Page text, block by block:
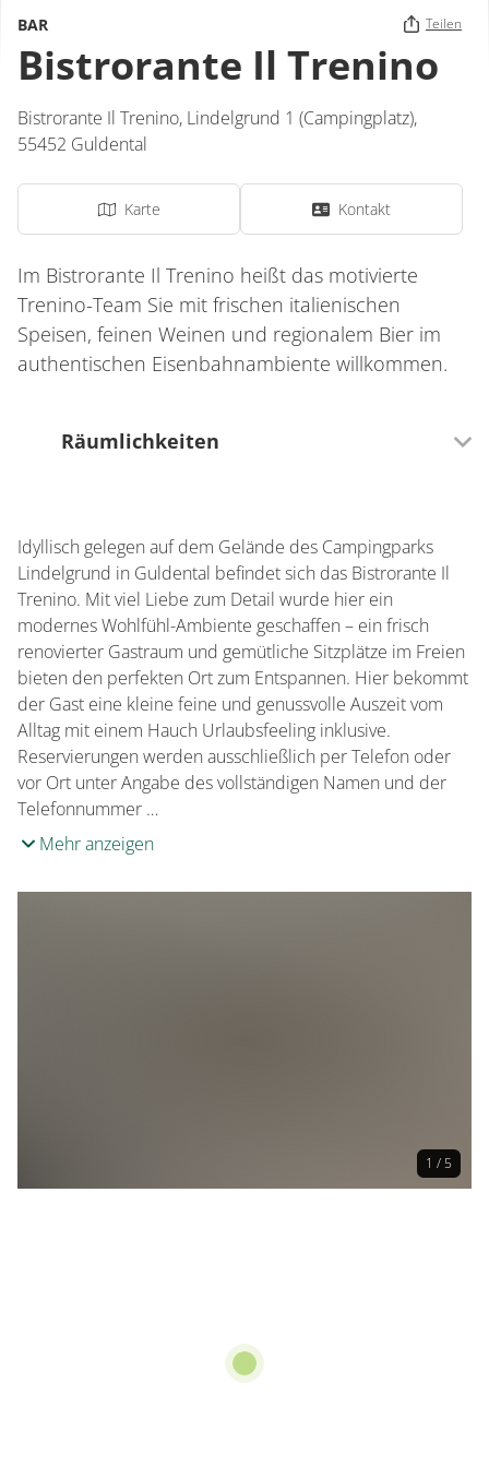
BAR Teilen
Bistrorante Il Trenino
Bistrorante Il Trenino, Lindelgrund 1 (Campingplatz),
55452 Guldental
Karte Kontakt
Im Bistrorante Il Trenino heißt das motivierte
Trenino-Team Sie mit frischen italienischen
Speisen, feinen Weinen und regionalem Bier im
authentischen Eisenbahnambiente willkommen.
Räumlichkeiten
0 Sitzplätze (außen)
Idyllisch gelegen auf dem Gelände des Campingparks
Lindelgrund in Guldental befindet sich das Bistrorante Il
Trenino. Mit viel Liebe zum Detail wurde hier ein
modernes Wohlfühl-Ambiente geschaffen – ein frisch
renovierter Gastraum und gemütliche Sitzplätze im Freien
bieten den perfekten Ort zum Entspannen. Hier bekommt
der Gast eine kleine feine und genussvolle Auszeit vom
Alltag mit einem Hauch Urlaubsfeeling inklusive.
Reservierungen werden ausschließlich per Telefon oder
vor Ort unter Angabe des vollständigen Namen und der
Telefonnummer …
Mehr anzeigen
1 / 5